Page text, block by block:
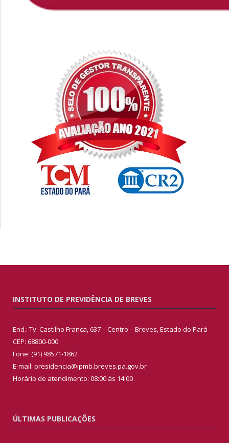
INSTITUTO DE PREVIDÊNCIA DE BREVES
End.: Tv. Castilho França, 637 – Centro – Breves, Estado do Pará
CEP: 68800-000
Fone: (91) 98571-1862
E-mail: presidencia@ipmb.breves.pa.gov.br
Horário de atendimento: 08:00 às 14:00
ÚLTIMAS PUBLICAÇÕES